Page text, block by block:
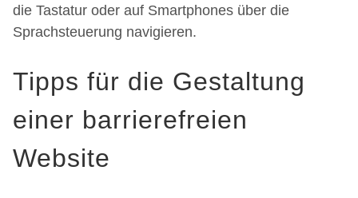
die Tastatur oder auf Smartphones über die
Sprachsteuerung navigieren.
Tipps für die Gestaltung
einer barrierefreien
Website